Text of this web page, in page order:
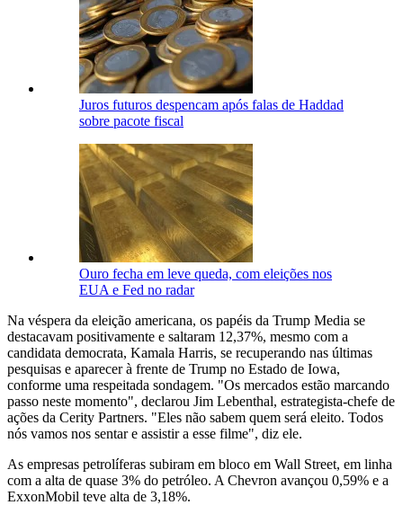
Juros futuros despencam após falas de Haddad
sobre pacote fiscal
Ouro fecha em leve queda, com eleições nos
EUA e Fed no radar
Na véspera da eleição americana, os papéis da Trump Media se
destacavam positivamente e saltaram 12,37%, mesmo com a
candidata democrata, Kamala Harris, se recuperando nas últimas
pesquisas e aparecer à frente de Trump no Estado de Iowa,
conforme uma respeitada sondagem. "Os mercados estão marcando
passo neste momento", declarou Jim Lebenthal, estrategista-chefe de
ações da Cerity Partners. "Eles não sabem quem será eleito. Todos
nós vamos nos sentar e assistir a esse filme", diz ele.
As empresas petrolíferas subiram em bloco em Wall Street, em linha
com a alta de quase 3% do petróleo. A Chevron avançou 0,59% e a
ExxonMobil teve alta de 3,18%.